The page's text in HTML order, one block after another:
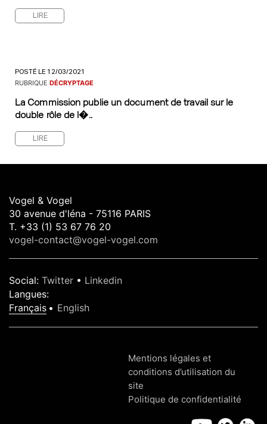
LIRE
POSTÉ LE 12/03/2021
RUBRIQUE DÉCRYPTAGE
La Commission publie un document de travail sur le
double rôle de l�..
LIRE
Vogel & Vogel
30 avenue d'léna - 75116 PARIS
T. +33 (1) 53 67 76 20
vogel-contact@vogel-vogel.com
Social: Twitter • Linkedin
Langues:
Français
English
Mentions légales et
conditions d’utilisation du
site
Politique de confidentialité